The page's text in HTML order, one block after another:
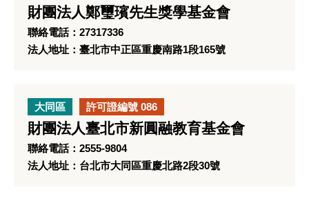
財團法人鄭璽璸先生獎學基金會
聯絡電話：27317336
法人地址：臺北市中正區重慶南路1段165號
大同區 許可證編號 086
財團法人臺北市新圓融教育基金會
聯絡電話：2555-9804
法人地址：台北市大同區重慶北路2段30號